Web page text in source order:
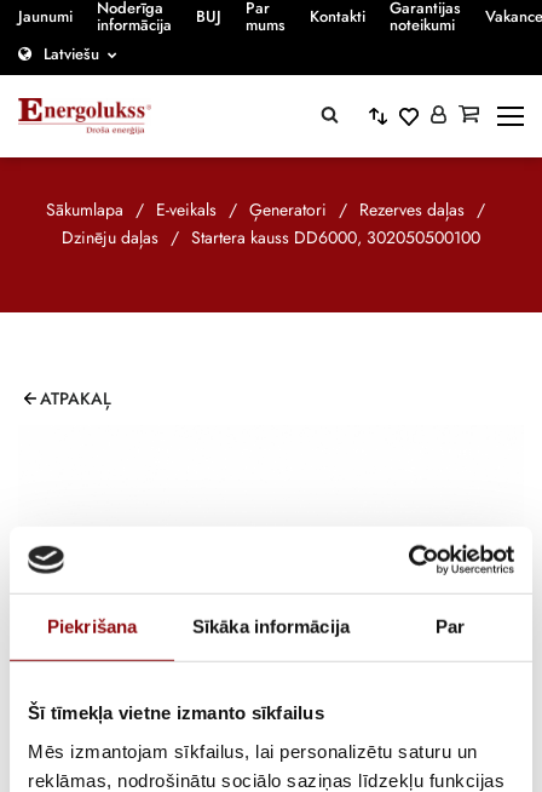
Piekrišana Sīkāka informācija Par
Šī tīmekļa vietne izmanto sīkfailus
Mēs izmantojam sīkfailus, lai personalizētu saturu un
reklāmas, nodrošinātu sociālo saziņas līdzekļu funkcijas
Jaunumi Noderīga
informācija BUJ Par
mums Kontakti Garantijas
noteikumi
Latviešu
Sākumlapa / E-veikals / Ģeneratori / Rezerves daļas /
Dzinēju daļas / Startera kauss DD6000, 302050500100
ATPAKAĻ